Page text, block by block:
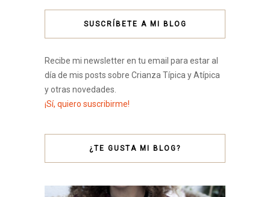
SUSCRÍBETE A MI BLOG
Recibe mi newsletter en tu email para estar al
día de mis posts sobre Crianza Típica y Atípica
y otras novedades.
¡Sí, quiero suscribirme!
¿TE GUSTA MI BLOG?